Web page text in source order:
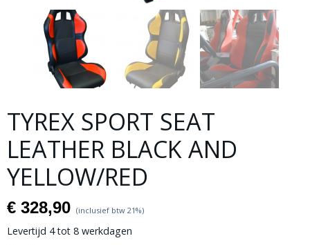
TYREX SPORT SEAT
LEATHER BLACK AND
YELLOW/RED
€ 328,90 (inclusief btw 21%)
Levertijd 4 tot 8 werkdagen